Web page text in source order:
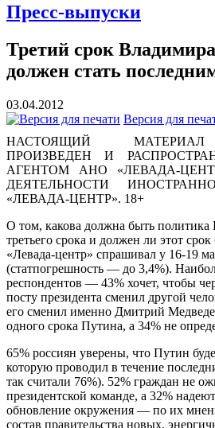
Пресс-выпуски
Третий срок
должен стать
03.04.2012
Версия для
НАСТОЯЩИЙ
ПРОИЗВЕДЕН И
АГЕНТОМ АНО «ЛЕВАДА-
ДЕЯТЕЛЬНОСТИ
«ЛЕВАДА-ЦЕНТР». 18+
О том, какова должна быть политика
третьего срока и должен ли этот
«Левада-центр» спрашивал у 16-19
(статпогрешность — до 3,4%).
респондентов — 43% хочет, чтобы
посту президента сменил другой
его сменил именно Дмитрий
одного срока Путина, а 34% не
65% россиян уверены, что Путин
которую проводил в течение
так считали 76%). 52% граждан не
президентской команде, а 32%
обновление окружения — по их
состав правительства новых,